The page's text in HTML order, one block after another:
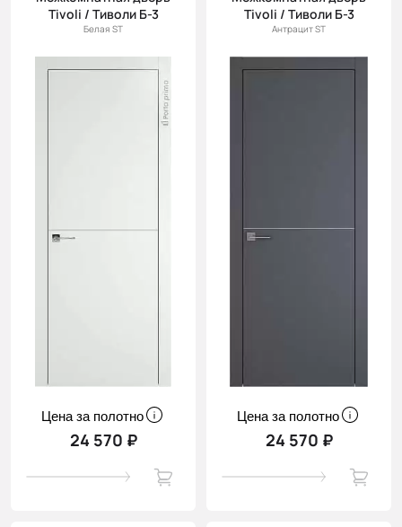
Tivoli / Тиволи Б-3
Белая ST
Цена за полотно
24 570 ₽
Tivoli / Тиволи Б-3
Антрацит ST
Цена за полотно
24 570 ₽